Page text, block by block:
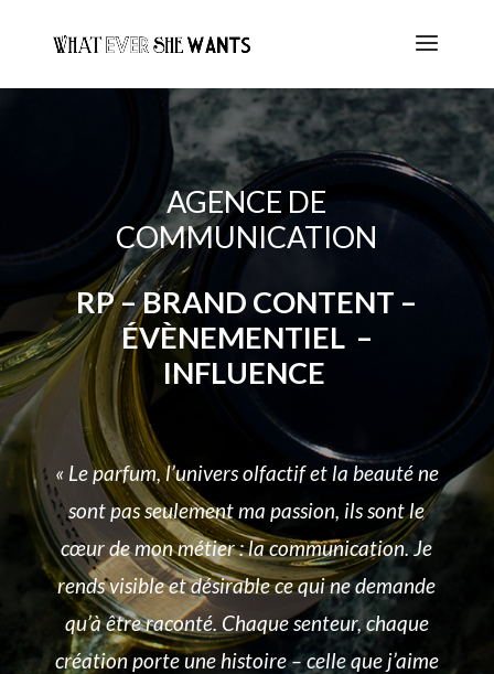
AGENCE DE
COMMUNICATION
RP – BRAND CONTENT –
ÉVÈNEMENTIEL –
INFLUENCE
« Le parfum, l’univers olfactif et la beauté ne
sont pas seulement ma passion, ils sont le
cœur de mon métier : la communication. Je
rends visible et désirable ce qui ne demande
qu’à être raconté. Chaque senteur, chaque
création porte une histoire – celle que j’aime